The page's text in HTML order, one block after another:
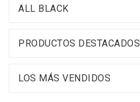
ALL BLACK
PRODUCTOS DESTACADOS
LOS MÁS VENDIDOS